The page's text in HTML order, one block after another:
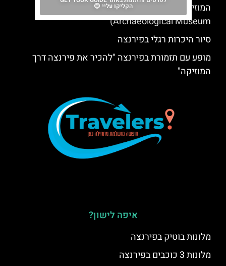
Archaeological Museum)
סיור היכרות רגלי בפירנצה
מופע עם תזמורת בפירנצה "להכיר את פירנצה דרך
המוזיקה"
איפה לישון?
מלונות בוטיק בפירנצה
מלונות 3 כוכבים בפירנצה
הקליקו עליי 😊